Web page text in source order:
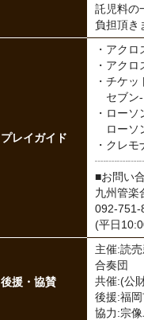
託児料の
負担頂き
プレイガイド
・アク
・アク
・チケ
セブン-
・ロー
ローソ
・クレ
■お問い
九州管楽
092-751-
(平日
後援・協賛
主催:読
合奏団
共催:(公
後援:福
協力:宗